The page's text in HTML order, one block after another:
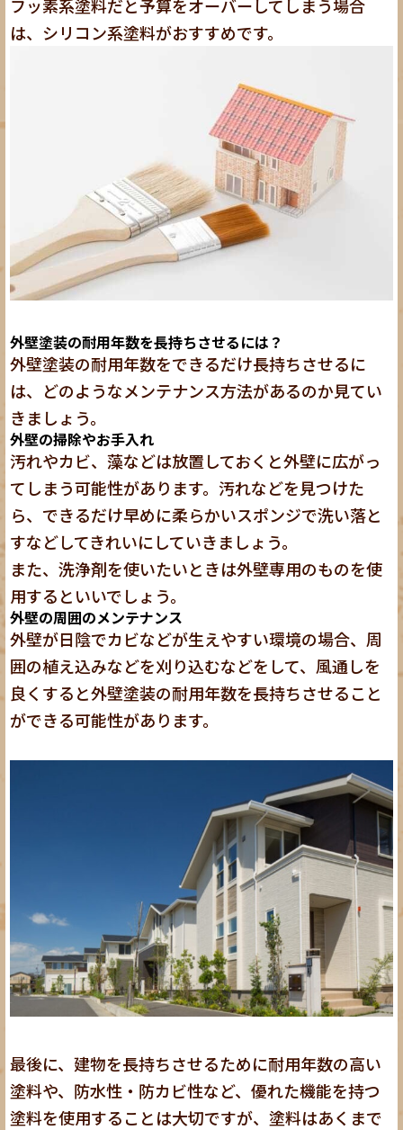
フッ素系塗料だと予算をオーバーしてしまう場合
は、シリコン系塗料がおすすめです。
外壁塗装の耐用年数を長持ちさせるには？
外壁塗装の耐用年数をできるだけ長持ちさせるに
は、どのようなメンテナンス方法があるのか見てい
きましょう。
外壁の掃除やお手入れ
汚れやカビ、藻などは放置しておくと外壁に広がっ
てしまう可能性があります。汚れなどを見つけた
ら、できるだけ早めに柔らかいスポンジで洗い落と
すなどしてきれいにしていきましょう。
また、洗浄剤を使いたいときは外壁専用のものを使
用するといいでしょう。
外壁の周囲のメンテナンス
外壁が日陰でカビなどが生えやすい環境の場合、周
囲の植え込みなどを刈り込むなどをして、風通しを
良くすると外壁塗装の耐用年数を長持ちさせること
ができる可能性があります。
最後に、建物を長持ちさせるために耐用年数の高い
塗料や、防水性・防カビ性など、優れた機能を持つ
塗料を使用することは大切ですが、塗料はあくまで